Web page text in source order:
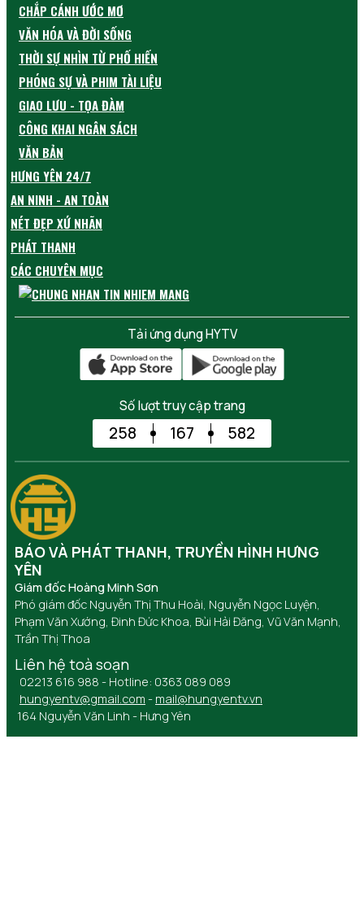
CHẮP CÁNH ƯỚC MƠ
VĂN HÓA VÀ ĐỜI SỐNG
THỜI SỰ NHÌN TỪ PHỐ HIẾN
PHÓNG SỰ VÀ PHIM TÀI LIỆU
GIAO LƯU - TỌA ĐÀM
CÔNG KHAI NGÂN SÁCH
VĂN BẢN
HƯNG YÊN 24/7
AN NINH - AN TOÀN
NÉT ĐẸP XỨ NHÃN
PHÁT THANH
CÁC CHUYÊN MỤC
Tải ứng dụng HYTV
Số lượt truy cập trang
258 167 582
BÁO VÀ PHÁT THANH, TRUYỀN HÌNH HƯNG
YÊN
Giám đốc Hoàng Minh Sơn
Phó giám đốc Nguyễn Thị Thu Hoài, Nguyễn Ngọc Luyện,
Phạm Văn Xướng, Đinh Đức Khoa, Bùi Hải Đăng, Vũ Văn Mạnh,
Trần Thị Thoa
Liên hệ toà soạn
02213 616 988 - Hotline: 0363 089 089
hungyentv@gmail.com - mail@hungyentv.vn
164 Nguyễn Văn Linh - Hưng Yên